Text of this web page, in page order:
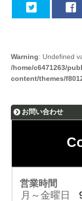
Warning: Undefined
/home/c6471263/
content/themes/
お問い合わせ
営業時間
月～金曜日